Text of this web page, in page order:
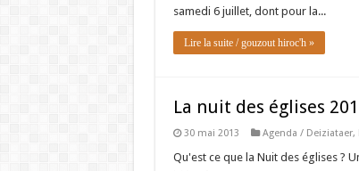
samedi 6 juillet, dont pour la...
Lire la suite / gouzout hiroc'h »
La nuit des églises
30 mai 2013 Agenda / Deiziataer,
Qu'est ce que la Nuit des églises ?